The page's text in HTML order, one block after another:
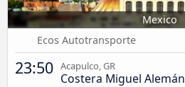
Mexico
Ecos Autotransporte
23:50 Acapulco, GR
Costera Miguel Alemán